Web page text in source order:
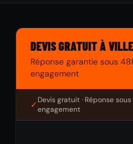
DEVIS GRATUIT À
Réponse garantie sous
engagement
✓Devis gratuit · Réponse sous
engagement